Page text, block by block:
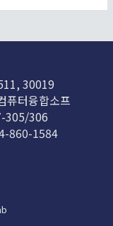
30019
퓨터융합소프
305/306
860-1584